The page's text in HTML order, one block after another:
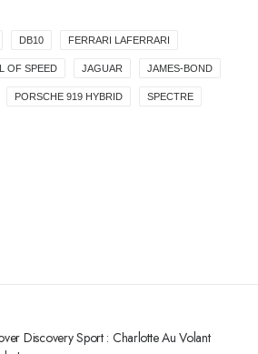
DB10 FERRARI LAFERRARI
OF SPEED JAGUAR JAMES-BOND
PORSCHE 919 HYBRID SPECTRE
Discovery Sport : Charlotte Au Volant